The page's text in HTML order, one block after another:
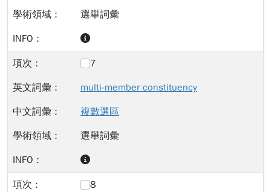
選舉詞彙
7
multi-member constituency
複數選區
選舉詞彙
8